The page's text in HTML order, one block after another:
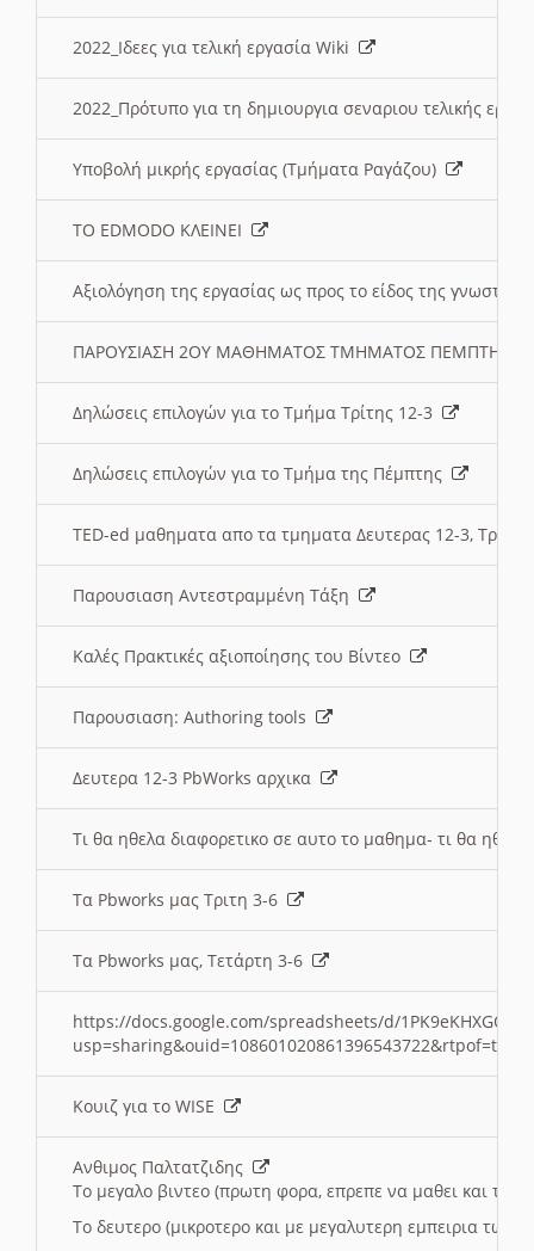
2022_Ιδεες για τελική εργασία Wiki
2022_Πρότυπο για τη δημιουργια σεναριου τελικής
Υποβολή μικρής εργασίας (Τμήματα Ραγάζου)
ΤΟ EDMODO ΚΛΕΙΝΕΙ
Αξιολόγηση της εργασίας ως προς το είδος της
ΠΑΡΟΥΣΙΑΣΗ 2ΟΥ ΜΑΘΗΜΑΤΟΣ ΤΜΗΜΑΤΟΣ
Δηλώσεις επιλογών για το Τμήμα Τρίτης 12-3
Δηλώσεις επιλογών για το Τμήμα της Πέμπτης
TED-ed μαθηματα απο τα τμηματα Δευτερας 12-3,
Παρουσιαση Αντεστραμμένη Τάξη
Καλές Πρακτικές αξιοποίησης του Βίντεο
Παρουσιαση: Authoring tools
Δευτερα 12-3 PbWorks αρχικα
Τι θα ηθελα διαφορετικο σε αυτο το μαθημα- τι θα
Τα Pbworks μας Τριτη 3-6
Τα Pbworks μας, Τετάρτη 3-6
https://docs.google.com/spreadsheets/d/
Κουιζ για το WISE
Ανθιμος Παλτατζιδης
Το μεγαλο βιντεο (πρωτη φορα, επρεπε να μαθει και το
Το δευτερο (μικροτερο και με μεγαλυτερη εμπειρια